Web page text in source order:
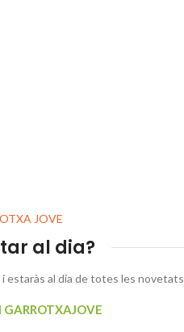
JOVE
al dia?
i estaràs al dia de totes les novetats